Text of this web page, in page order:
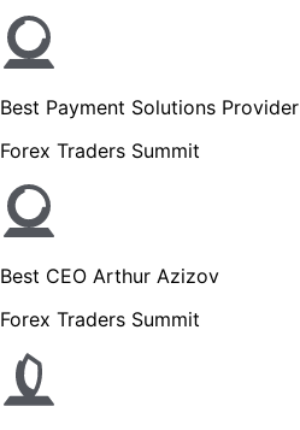
Best Payment Solutions Provider
Forex Traders Summit
Best CEO Arthur Azizov
Forex Traders Summit